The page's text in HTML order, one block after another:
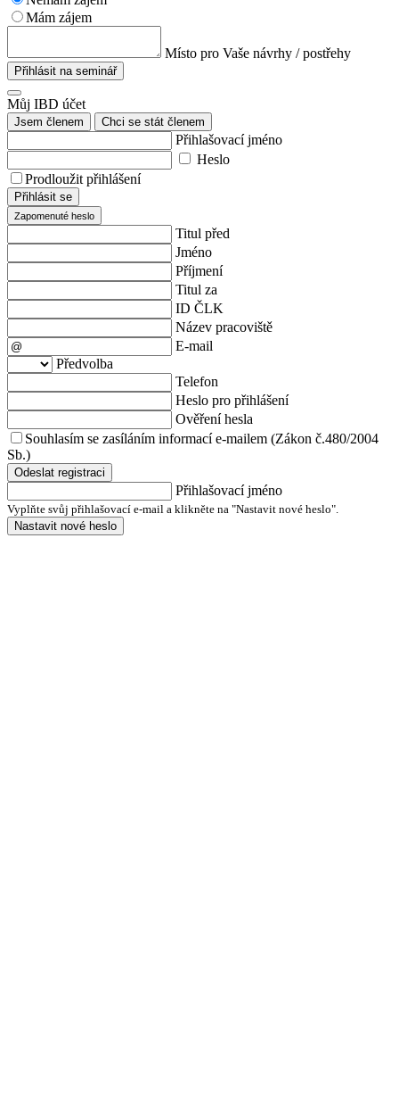
Mám zájem
Místo pro Vaše návrhy / postřehy
Přihlásit na seminář
Můj IBD účet
Jsem členem Chci se stát členem
Přihlašovací jméno
Heslo
Prodloužit přihlášení
Přihlásit se
Zapomenuté heslo
Titul před
Jméno
Příjmení
Titul za
ID ČLK
Název pracoviště
E-mail
Předvolba
Telefon
Heslo pro přihlášení
Ověření hesla
Souhlasím se zasíláním informací e-mailem (Zákon č.480/2004
Sb.)
Odeslat registraci
Přihlašovací jméno
Vyplňte svůj přihlašovací e-mail a klikněte na "Nastavit nové heslo".
Nastavit nové heslo